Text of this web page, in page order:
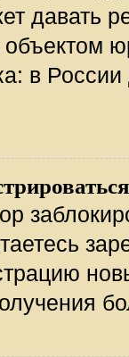
давать
в